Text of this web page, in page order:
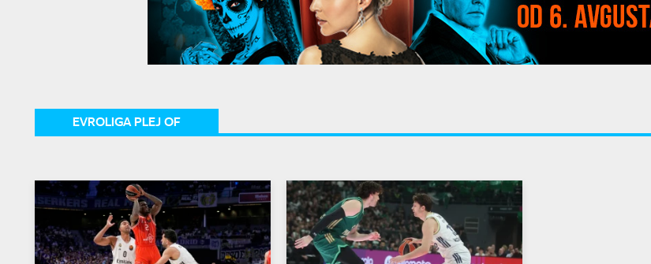
EVROLIGA PLEJ OF